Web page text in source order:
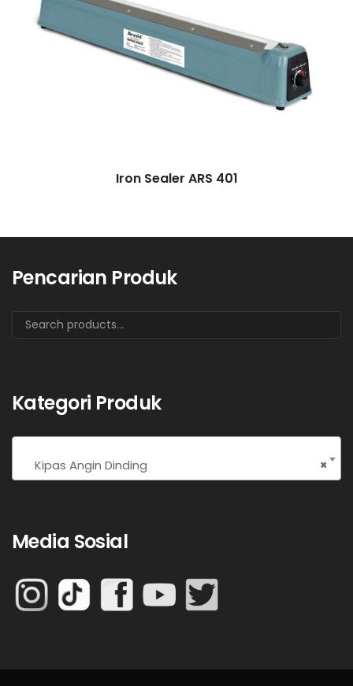
Iron Sealer ARS 401
Pencarian Produk
Kategori Produk
×
Kipas Angin Dinding
Media Sosial